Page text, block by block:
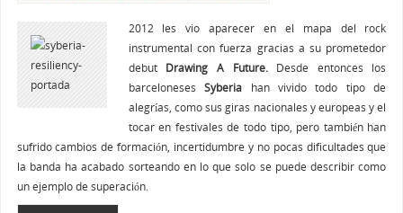
2012 les vio aparecer en el mapa del rock
instrumental con fuerza gracias a su prometedor
debut Drawing A Future. Desde entonces los
barcelonesesSyberia han vivido todo tipo de
alegrías, como sus giras nacionales y europeas y el
tocar en festivales de todo tipo, pero también han
sufrido cambios de formación, incertidumbre y no pocas dificultades que
la banda ha acabado sorteando en lo que solo se puede describir como
un ejemplo de superación.